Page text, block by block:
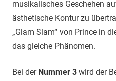
musikalisches Geschehen
ästhetische Kontur zu
„Glam Slam“ von Prince in
das gleiche Phänomen.
Bei der Nummer 3 wird der